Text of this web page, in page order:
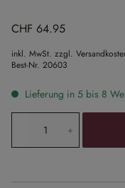
CHF 64.95
inkl. MwSt. zzgl.
Best-Nr. 20603
Lieferung in 5 bis 8
Produkt Anzahl: